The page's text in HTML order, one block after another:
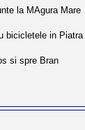
la MAgura Mare
bicicletele in
si spre Bran